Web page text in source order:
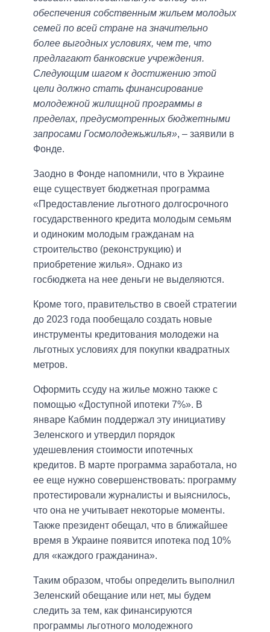
обеспечения собственным жильем молодых
семей по всей стране на значительно
более выгодных условиях, чем те, что
предлагают банковские учреждения.
Следующим шагом к достижению этой
цели должно стать финансирование
молодежной жилищной программы в
пределах, предусмотренных бюджетными
запросами Госмолодежьжилья», – заявили в
Фонде.
Заодно в Фонде напомнили, что в Украине
еще существует бюджетная программа
«Предоставление льготного долгосрочного
государственного кредита молодым семьям
и одиноким молодым гражданам на
строительство (реконструкцию) и
приобретение жилья». Однако из
госбюджета на нее деньги не выделяются.
Кроме того, правительство в своей стратегии
до 2023 года пообещало создать новые
инструменты кредитования молодежи на
льготных условиях для покупки квадратных
метров.
Оформить ссуду на жилье можно также с
помощью «Доступной ипотеки 7%». В
январе Кабмин поддержал эту инициативу
Зеленского и утвердил порядок
удешевления стоимости ипотечных
кредитов. В марте программа заработала, но
ее еще нужно совершенствовать: программу
протестировали журналисты и выяснилось,
что она не учитывает некоторые моменты.
Также президент обещал, что в ближайшее
время в Украине появится ипотека под 10%
для «каждого гражданина».
Таким образом, чтобы определить выполнил
Зеленский обещание или нет, мы будем
следить за тем, как финансируются
программы льготного молодежного